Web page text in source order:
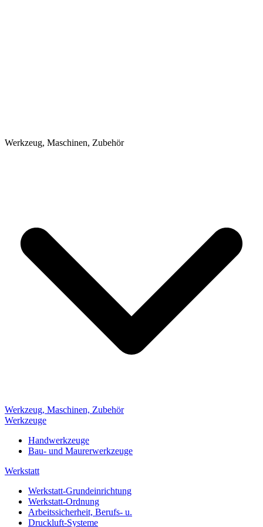
Werkzeug, Maschinen, Zubehör
Werkzeug, Maschinen, Zubehör
Werkzeuge
Handwerkzeuge
Bau- und Maurerwerkzeuge
Werkstatt
Werkstatt-Grundeinrichtung
Werkstatt-Ordnung
Arbeitssicherheit, Berufs- u.
Druckluft-Systeme